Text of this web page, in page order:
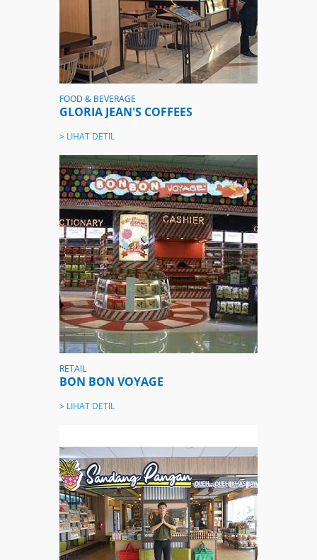
FOOD & BEVERAGE
GLORIA JEAN'S COFFEES
> LIHAT DETIL
RETAIL
BON BON VOYAGE
> LIHAT DETIL